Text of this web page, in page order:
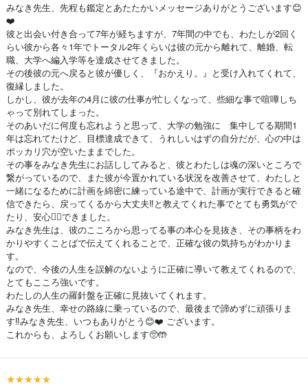
みなき先生、先程も鑑定とあたたかいメッセージありがとうございます😊
❤️
彼と出会い付き合って7年が経ちますが、7年間の中でも、わたしが2回く
らい彼から各々1年でトータル2年くらいは彼の元から離れて、離婚、転
職、大学へ編入学等を達成させてきました。
その後彼の元へ戻ると彼が優しく、『おかえり。』と受け入れてくれて、
復縁しました。
しかし、彼が去年の4月に彼の仕事が忙しくなって、些細な事で喧嘩しち
ゃって別れてしまった。
そのあいだに何度も忘れようと思って、大学の勉強に 集中してる期間1
年は忘れてたけど、目標達成できて、うれしいはずの自分だが、心の中は
ポッカリ穴が空いたままでした。
その事をみなき先生にお話ししてみると、彼とわたしは魂の深いところで
繋がっているので、また彼が今置かれている状況を改善させて、わたしと
一緒になるために計画を綿密に練っている途中で、計画が実行できると確
信できたら、戻ってくるから大丈夫‼️と教えてくれた事でとても勇気がで
たり、安心😮‍💨できました。
みなき先生は、彼のこころから思ってる事の本心を見抜き、その事柄をわ
かりやすくことばで伝えてくれることで、正確な彼の気持ちがわかりま
す。
なので、今後の人生を誤解のないように正確に導いて教えてくれるので、
とてもこころ強いです。
わたしの人生の羅針盤を正確に見抜いてくれます。
みなき先生、幸せの路線に乗っているので、最後まで諦めずに頑張りま
す‼️みなき先生、いつもありがとう😊❤️ ございます。
これからも、よろしくお願いします🥺🤲
★★★★★